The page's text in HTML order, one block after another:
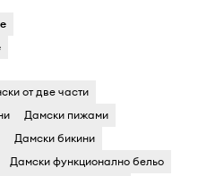
oт две части
Дамски пижами
Дамски бикини
Дамски функционално бельо